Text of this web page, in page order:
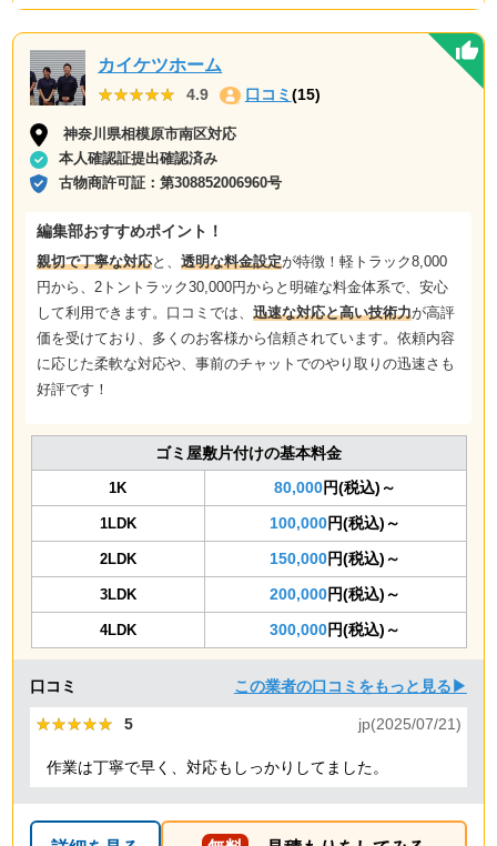
カイケツホーム
★★★★★
★★★★★ 4.9 口コミ (15)
神奈川県相模原市南区対応
本人確認証提出確認済み
古物商許可証：第308852006960号
編集部おすすめポイント！
親切で丁寧な対応と、 透明な料金設定が特徴！軽トラック8,000
円から、2トントラック30,000円からと明確な料金体系で、安心
して利用できます。口コミでは、 迅速な対応と高い技術力が高評
価を受けており、多くのお客様から信頼されています。依頼内容
に応じた柔軟な対応や、事前のチャットでのやり取りの迅速さも
好評です！
ゴミ屋敷片付けの基本料金
1K 80,000円(税込)～
1LDK 100,000円(税込)～
2LDK 150,000円(税込)～
3LDK 200,000円(税込)～
4LDK 300,000円(税込)～
口コミ この業者の口コミをもっと見る▶
★★★★★
★★★★★ 5 jp(2025/07/21)
作業は丁寧で早く、対応もしっかりしてました。